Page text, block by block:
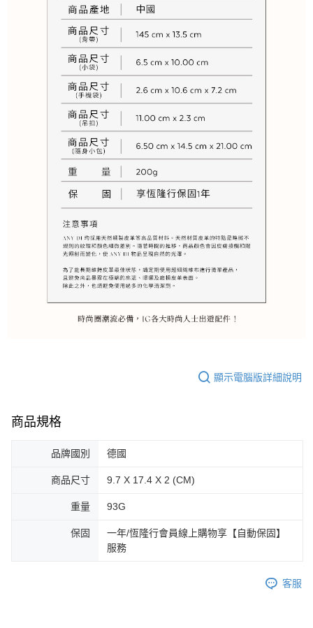
顯示電腦版詳細說明
商品規格
品牌國別 德國
商品尺寸 9.7 X 17.4 X 2 (CM)
重量 93G
保固
一年/恆隆行會員線上購物享【自動保固】
服務
客服